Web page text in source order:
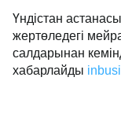
Үндістан
жертөледегі
салдарынан
хабарлайды